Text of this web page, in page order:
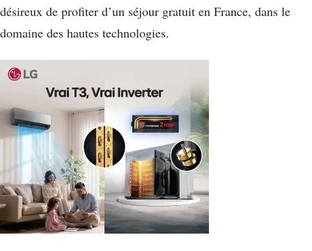
désireux de profiter d’un séjour gratuit en France, dans le
domaine des hautes technologies.